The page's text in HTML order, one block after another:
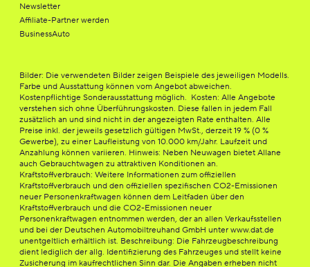
Newsletter
Affiliate-Partner werden
BusinessAuto
Bilder: Die verwendeten Bilder zeigen Beispiele des jeweiligen Modells.
Farbe und Ausstattung können vom Angebot abweichen.
Kostenpflichtige Sonderausstattung möglich. Kosten: Alle Angebote
verstehen sich ohne Überführungskosten. Diese fallen in jedem Fall
zusätzlich an und sind nicht in der angezeigten Rate enthalten. Alle
Preise inkl. der jeweils gesetzlich gültigen MwSt., derzeit 19 % (0 %
Gewerbe), zu einer Laufleistung von 10.000 km/Jahr. Laufzeit und
Anzahlung können variieren. Hinweis: Neben Neuwagen bietet Allane
auch Gebrauchtwagen zu attraktiven Konditionen an.
Kraftstoffverbrauch: Weitere Informationen zum offiziellen
Kraftstoffverbrauch und den offiziellen spezifischen CO2-Emissionen
neuer Personenkraftwagen können dem Leitfaden über den
Kraftstoffverbrauch und die CO2-Emissionen neuer
Personenkraftwagen entnommen werden, der an allen Verkaufsstellen
und bei der Deutschen Automobiltreuhand GmbH unter www.dat.de
unentgeltlich erhältlich ist. Beschreibung: Die Fahrzeugbeschreibung
dient lediglich der allg. Identifizierung des Fahrzeuges und stellt keine
Zusicherung im kaufrechtlichen Sinn dar. Die Angaben erheben nicht